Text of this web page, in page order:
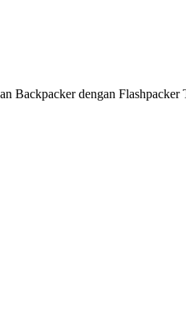
Backpacker dengan Flashpacker